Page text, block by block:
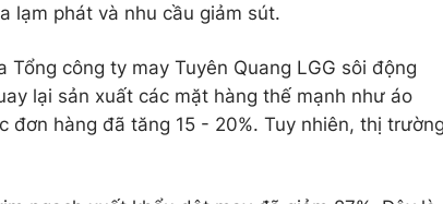
lạm phát và nhu cầu giảm sút.
công ty may Tuyên Quang LGG sôi động
lại sản xuất các mặt hàng thế mạnh như áo
đơn hàng đã tăng 15 - 20%. Tuy nhiên, thị